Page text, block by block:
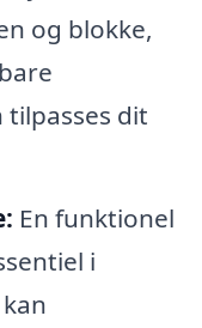
og blokke,
dit
En funktionel
i